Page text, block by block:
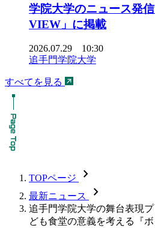
学院大学のニュース発
VIEW」に掲載
2026.07.29 10:30
追手門学院大学
すべてを見る
TOPページ chevron_forward
最新ニュース chevron_forward
追手門学院大学の舞台表現
ども食堂の意義を考える『